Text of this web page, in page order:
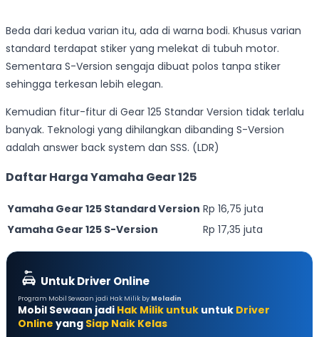
Beda dari kedua varian itu, ada di warna bodi. Khusus varian
standard terdapat stiker yang melekat di tubuh motor.
Sementara S-Version sengaja dibuat polos tanpa stiker
sehingga terkesan lebih elegan.
Kemudian fitur-fitur di Gear 125 Standar Version tidak terlalu
banyak. Teknologi yang dihilangkan dibanding S-Version
adalah answer back system dan SSS. (LDR)
Daftar Harga Yamaha Gear 125
Yamaha Gear 125 Standard Version Rp 16,75 juta
Yamaha Gear 125 S-Version
Rp 17,35 juta
Untuk Driver Online
Program Mobil Sewaan jadi Hak Milik by Moladin
Mobil Sewaan jadi Hak Milik untuk untuk Driver
Online yang Siap Naik Kelas